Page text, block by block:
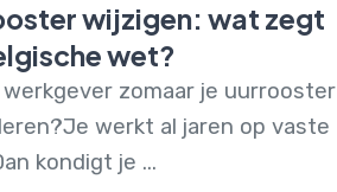
wijzigen: wat zegt
wet?
werkgever zomaar je uurrooster
werkt al jaren op vaste
kondigt je ...